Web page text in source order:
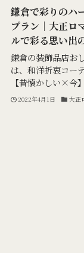
鎌倉で彩りのハ
プラン｜大正ロ
ルで彩る思い出
鎌倉の装飾品店お
は、和洋折衷コー
【昔懐かしい×今
2022年4月1日 大正